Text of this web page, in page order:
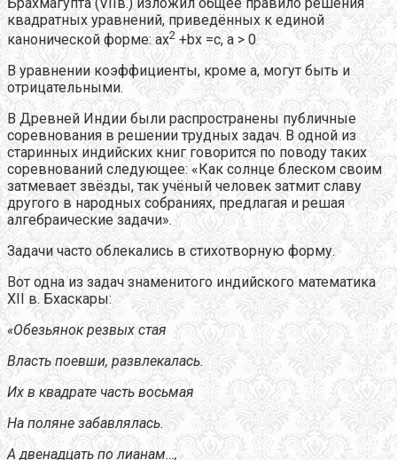
квадратных уравнений, приведённых к единой
канонической форме: ах2 +bх =c, а > 0
В уравнении коэффициенты, кроме а, могут быть и
отрицательными.
В Древней Индии были распространены публичные
соревнования в решении трудных задач. В одной из
старинных индийских книг говорится по поводу таких
соревнований следующее: «Как солнце блеском своим
затмевает звёзды, так учёный человек затмит славу
другого в народных собраниях, предлагая и решая
алгебраические задачи».
Задачи часто облекались в стихотворную форму.
Вот одна из задач знаменитого индийского математика
XII в. Бхаскары:
«Обезьянок резвых стая
Власть поевши, развлекалась.
Их в квадрате часть восьмая
На поляне забавлялась.
А двенадцать по лианам…,